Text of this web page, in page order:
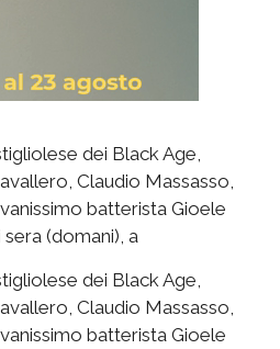
dei Black Age,
Claudio Massasso,
batterista Gioele
(domani), a
dei Black Age,
Claudio Massasso,
batterista Gioele